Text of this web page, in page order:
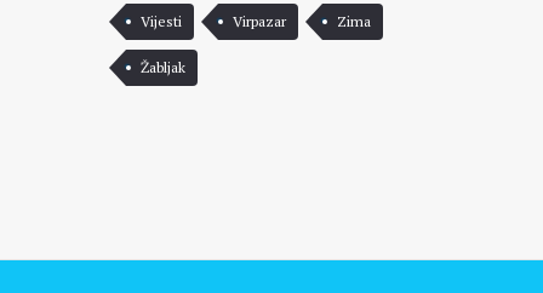
Vijesti Virpazar Zima
Žabljak